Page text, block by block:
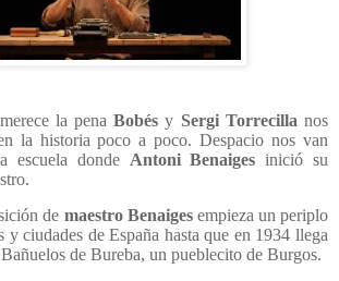
la penaBobés y Sergi Torrecilla nos
la historia poco a poco. Despacio nos van
escuela donde Antoni Benaiges inició su
de maestro Benaigesempieza un periplo
y ciudades de España hasta que en 1934 llega
de Bureba, un pueblecito de Burgos.